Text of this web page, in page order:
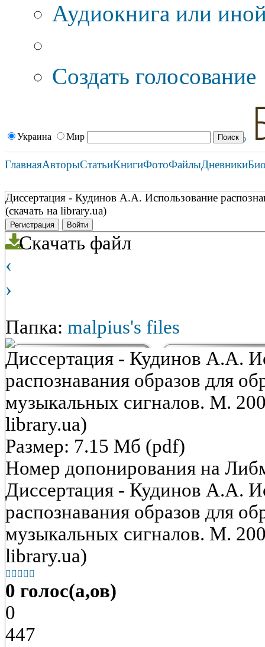
Аудиокнига или
Создать голосование
Украина Мир
ГлавнаяАвторыСтатьиКнигиФотоФайлыДневники
Диссертация - Кудинов А.А. Использование
(скачать на library.ua)
Регистрация Войти
Скачать файл
‹
›
Папка: malpius's files
Диссертация - Кудинов А.А.
распознавания образов для
музыкальных сигналов. М.
library.ua)
Размер: 7.15 Мб (pdf)
Номер допонирования на
Диссертация - Кудинов А.А.
распознавания образов для
музыкальных сигналов. М.
library.ua)
    
0 голос(а,ов)
0
447